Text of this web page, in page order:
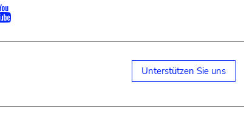
Unterstützen Sie uns